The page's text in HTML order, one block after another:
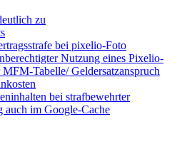
zu
bei pixelio-Foto
Nutzung eines Pixelio-
Tabelle/ Geldersatzanspruch
bei strafbewehrter
auch im Google-Cache